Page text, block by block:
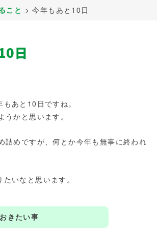
こと >今年もあと10日
日
あと10日ですね。
かと思います。
詰めですが、何とか今年も無事に終われ
いなと思います。
きたい事